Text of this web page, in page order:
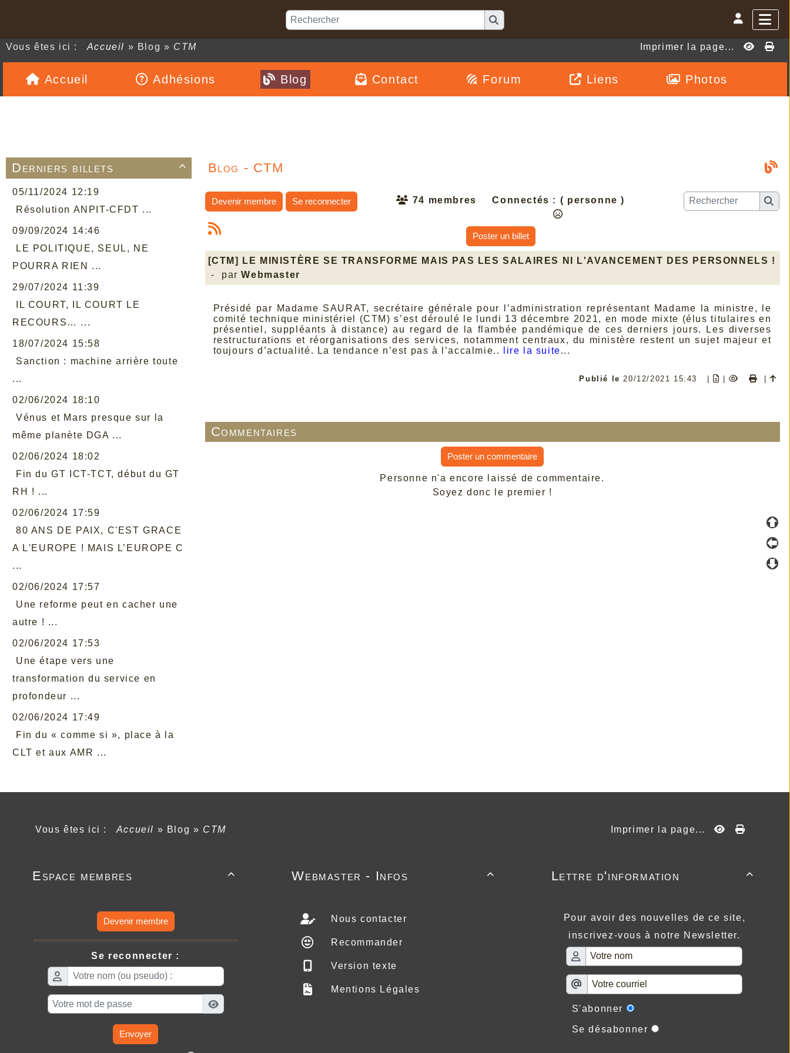
Vous êtes ici : Accueil » Blog » CTM Imprimer la page...
Accueil Adhésions Blog Contact Forum Liens Photos

Derniers billets
05/11/2024 12:19
Résolution ANPIT-CFDT ...
09/09/2024 14:46
LE POLITIQUE, SEUL, NE
POURRA RIEN ...
29/07/2024 11:39
IL COURT, IL COURT LE
RECOURS… ...
18/07/2024 15:58
Sanction : machine arrière toute
...
02/06/2024 18:10
Vénus et Mars presque sur la
même planète DGA ...
02/06/2024 18:02
Fin du GT ICT-TCT, début du GT
RH ! ...
02/06/2024 17:59
80 ANS DE PAIX, C'EST GRACE
A L'EUROPE ! MAIS L’EUROPE C
...
02/06/2024 17:57
Une reforme peut en cacher une
autre ! ...
02/06/2024 17:53
Une étape vers une
transformation du service en
profondeur ...
02/06/2024 17:49
Fin du « comme si », place à la
CLT et aux AMR ...
Blog - CTM
Devenir membre Se reconnecter 74 membres Connectés : ( personne )
Poster un billet
[CTM] LE MINISTÈRE SE TRANSFORME MAIS PAS LES SALAIRES NI L'AVANCEMENT DES PERSONNELS !
- parWebmaster
Présidé par Madame SAURAT, secrétaire générale pour l’administration représentant Madame la ministre, le
comité technique ministériel (CTM) s’est déroulé le lundi 13 décembre 2021, en mode mixte (élus titulaires en
présentiel, suppléants à distance) au regard de la flambée pandémique de ces derniers jours. Les diverses
restructurations et réorganisations des services, notamment centraux, du ministère restent un sujet majeur et
toujours d’actualité. La tendance n’est pas à l’accalmie..
lire la suite...
Publié le 20/12/2021 15:43 | | |
Commentaires
Poster un commentaire
Personne n'a encore laissé de commentaire.
Soyez donc le premier !
Vous êtes ici : Accueil » Blog » CTM Imprimer la page...

Espace membres
Devenir membre
Se reconnecter :
Envoyer

Webmaster - Infos
Nous contacter
Recommander
Version texte
Mentions Légales

Lettre d'information
Pour avoir des nouvelles de ce site,
inscrivez-vous à notre Newsletter.
S'abonner
Se désabonner